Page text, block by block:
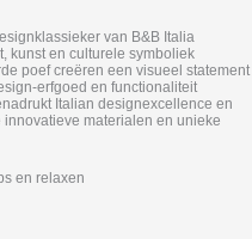
van B&B Italia
kunst en culturele symboliek
poef creëren een visueel statement
en functionaliteit
Italian designexcellence en
materialen en unieke